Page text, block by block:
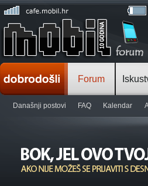
Forum
Današnji postovi FAQ Kalendar